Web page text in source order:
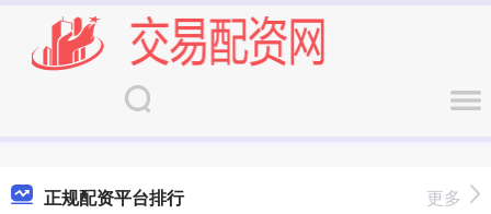
正规配资平台排行 更多